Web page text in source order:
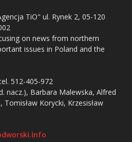
TiO" ul. Rynek 2, 05-120
on news from northern
issues in Poland and the
512-405-972
nacz.), Barbara Malewska, Alfred
Korycki, Krzesisław